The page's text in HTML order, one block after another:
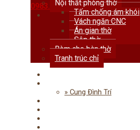
0983.678.111Nội thất phòng thờ
Tấm chống ám khói
Vách ngăn CNC
Án gian thờ
Sập thờ
Rèm che bàn thờ
Tranh trúc chỉ
» Cung Đình Trí